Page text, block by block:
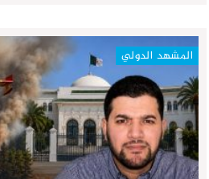
المشهد الدولي